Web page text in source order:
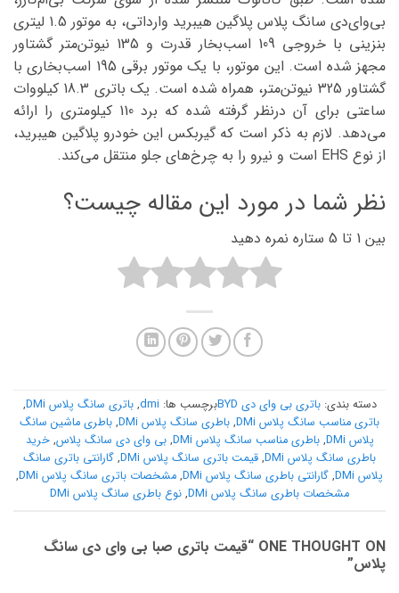
بی‌وای‌دی سانگ پلاس پلاگین هیبرید وارداتی، به موتور 1.5 لیتری
بنزینی با خروجی 109 اسب‌بخار قدرت و 135 نیوتن‌متر گشتاور
مجهز شده است. این موتور، با یک موتور برقی 195 اسب‌بخاری با
گشتاور 325 نیوتن‌متر، همراه شده است. یک باتری 18.3 کیلووات
ساعتی برای آن درنظر گرفته شده که برد 110 کیلومتری را ارائه
می‌دهد. لازم به ذکر است که گیربکس این خودرو پلاگین هیبرید،
از نوع EHS است و نیرو را به چرخ‌های جلو منتقل می‌کند.
نظر شما در مورد این مقاله چیست؟
بین 1 تا 5 ستاره نمره دهید
دسته بندی:باتری بی وای دی BYD برچسب ها:dmi
,باتری سانگ پلاس DMi
,
باتری مناسب سانگ پلاس DMi
, باطری سانگ پلاس DMi , باطری ماشین سانگ
پلاس DMi
,باطری مناسب سانگ پلاس DMi ,بی وای دی سانگ پلاس,خرید
باطری سانگ پلاس DMi
, قیمت باتری سانگ پلاس DMi , گارانتی باتری سانگ
پلاس DMi
, گارانتی باطری سانگ پلاس DMi , مشخصات باتری سانگ پلاس DMi
,
مشخصات باطری سانگ پلاس DMi
, نوع باطری سانگ پلاس DMi
ONE THOUGHT ON “ قیمت باتری صبا بی وای دی سانگ
پلاس”